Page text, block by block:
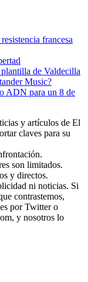
francesa
de Valdecilla
Music?
ADN para un 8 de
y artículos de El
claves para su
son limitados.
y directos.
ni noticias. Si
contrastemos,
por Twitter o
y nosotros lo